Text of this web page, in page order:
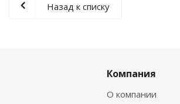
Назад к списку
Компания
О компании